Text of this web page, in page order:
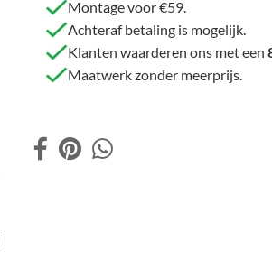
Montage voor €59.
Achteraf betaling is mogelijk.
Klanten waarderen ons met een
Maatwerk zonder meerprijs.